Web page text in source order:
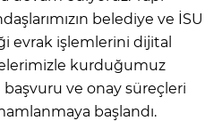
belediye ve İSU
evrak işlemlerini dijital
kurduğumuz
ve onay süreçleri
başlandı.